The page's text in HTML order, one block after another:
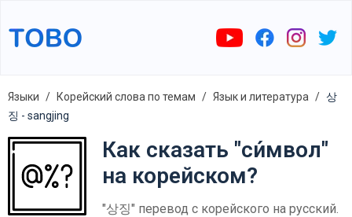
Языки Корейский слова по темам Язык и литература
상
징 - sangjing
Как сказать "си́мвол"
на корейском?
"상징" перевод с корейского на русский.